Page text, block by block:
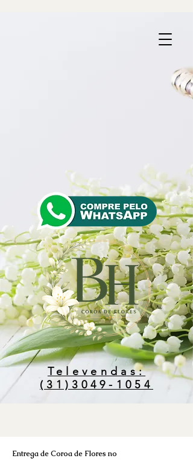
Televendas:
(31)3049-1054
Entrega de Coroa de Flores no